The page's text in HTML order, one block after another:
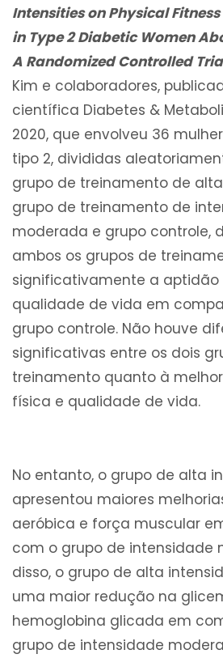
Intensities on Physical
in Type 2 Diabetic Women
A Randomized Controlled
Kim e colaboradores,
científica Diabetes &
2020, que envolveu 36
tipo 2, divididas
grupo de treinamento de
grupo de treinamento de
moderada e grupo controle,
ambos os grupos de
significativamente a aptidão
qualidade de vida em
grupo controle. Não houve
significativas entre os dois
treinamento quanto à
física e qualidade de vida.
No entanto, o grupo de alta
apresentou maiores
aeróbica e força muscular
com o grupo de intensidade
disso, o grupo de alta
uma maior redução na
hemoglobina glicada em
grupo de intensidade